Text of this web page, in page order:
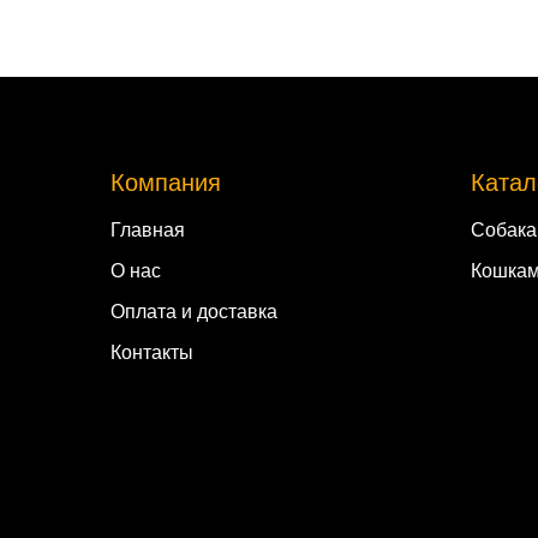
Компания
Главная
О нас
Оплата и доставка
Контакты
Кошкам